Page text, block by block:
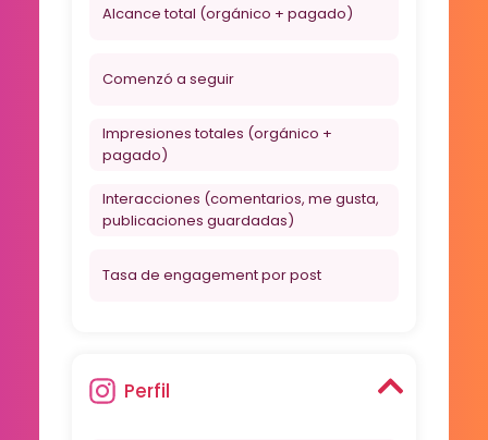
Alcance total (orgánico + pagado)
Comenzó a seguir
Impresiones totales (orgánico +
pagado)
Interacciones (comentarios, me gusta,
publicaciones guardadas)
Tasa de engagement por post
Perfil